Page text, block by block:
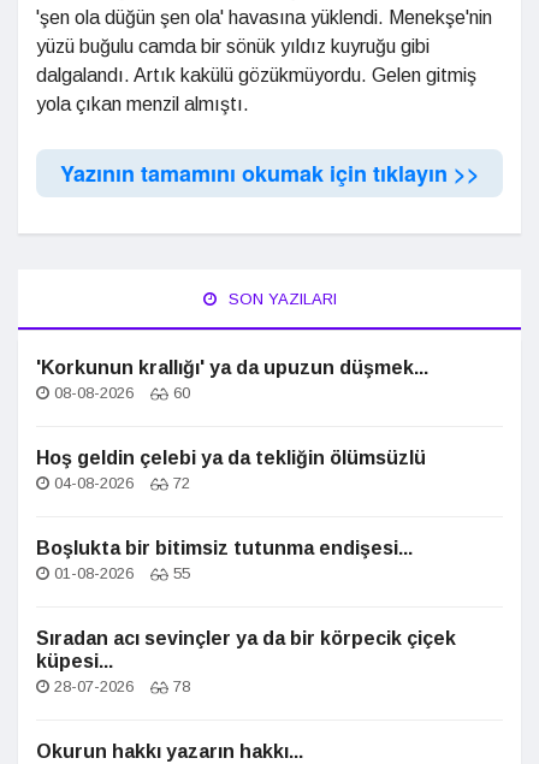
'şen ola düğün şen ola' havasına yüklendi. Menekşe'nin
yüzü buğulu camda bir sönük yıldız kuyruğu gibi
dalgalandı. Artık kakülü gözükmüyordu. Gelen gitmiş
yola çıkan menzil almıştı.
Yazının tamamını okumak için tıklayın >>
SON YAZILARI
'Korkunun krallığı' ya da upuzun düşmek...
08-08-2026 60
Hoş geldin çelebi ya da tekliğin ölümsüzlü
04-08-2026 72
Boşlukta bir bitimsiz tutunma endişesi...
01-08-2026 55
Sıradan acı sevinçler ya da bir körpecik çiçek
küpesi...
28-07-2026 78
Okurun hakkı yazarın hakkı...